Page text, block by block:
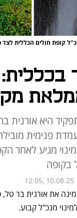
קופת חולים הכללית לצד
היא אורנית
פנימית
מגיע לאחר
בקופה
12:05, 10.08.25
מנכ"ל קבוע.